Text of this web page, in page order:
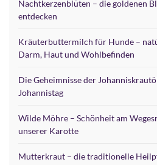
Nachtkerzenblüten – die goldenen
entdecken
Kräuterbuttermilch für Hunde –
Darm, Haut und Wohlbefinden
Die Geheimnisse der
Johannistag
Wilde Möhre – Schönheit am
unserer Karotte
Mutterkraut – die traditionelle